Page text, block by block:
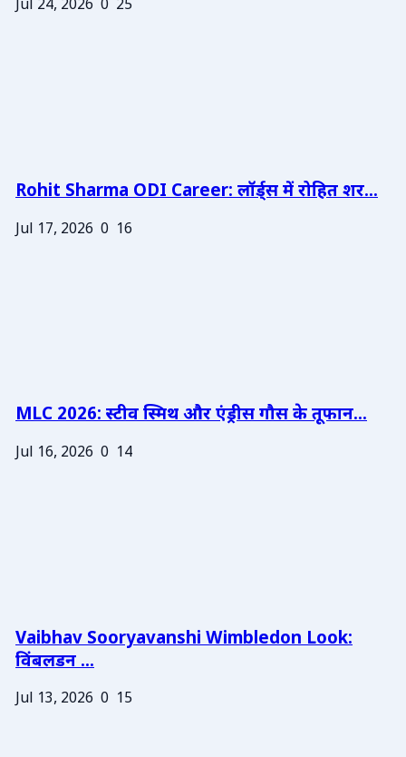
Jul 24, 2026 0 25
Rohit Sharma ODI Career: लॉर्ड्स में रोहित शर...
Jul 17, 2026 0 16
MLC 2026: स्टीव स्मिथ और एंड्रीस गौस के तूफान...
Jul 16, 2026 0 14
Vaibhav Sooryavanshi Wimbledon Look:
विंबलडन ...
Jul 13, 2026 0 15